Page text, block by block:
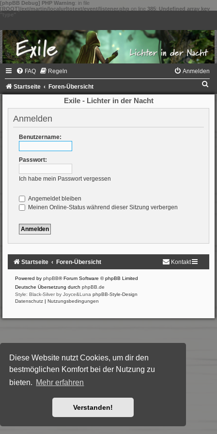
Diese Website nutzt Cookies, um dir den
bestmöglichen Komfort bei der Nutzung zu
bieten. Mehr erfahren
Verstanden!
[phpBB Debug] PHP Warning: in file
[ROOT]/ext/martin/localurltotext/event/listener.php on line 385: Undefined array key
FAQ Regeln Anmelden
Startseite Foren-Übersicht
Exile - Lichter in der Nacht
Anmelden
Benutzername:
Passwort:
Ich habe mein Passwort vergessen
Angemeldet bleiben
Meinen Online-Status während dieser Sitzung verbergen
Startseite Foren-Übersicht Kontakt
Powered by phpBB® Forum Software © phpBB Limited
Deutsche Übersetzung durch phpBB.de
Style: Black-Silver by Joyce&Luna phpBB-Style-Design
Datenschutz | Nutzungsbedingungen